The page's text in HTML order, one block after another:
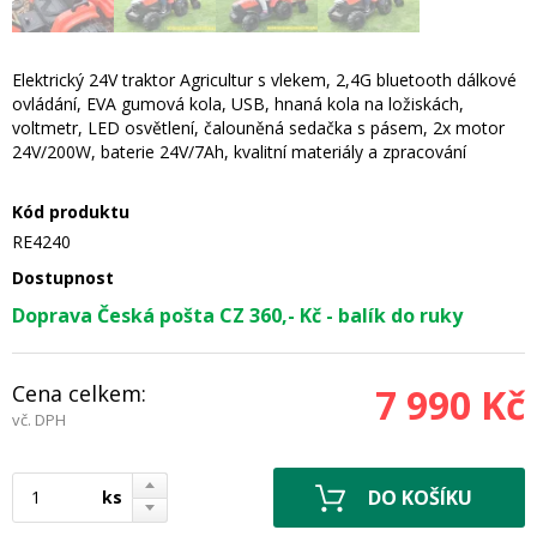
Elektrický 24V traktor Agricultur s vlekem, 2,4G bluetooth dálkové
ovládání, EVA gumová kola, USB, hnaná kola na ložiskách,
voltmetr, LED osvětlení, čalouněná sedačka s pásem, 2x motor
24V/200W, baterie 24V/7Ah, kvalitní materiály a zpracování
Kód produktu
RE4240
Dostupnost
Doprava Česká pošta CZ 360,- Kč - balík do ruky
Cena celkem:
vč. DPH 7 990 Kč
ks